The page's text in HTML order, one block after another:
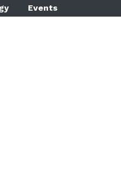
Events